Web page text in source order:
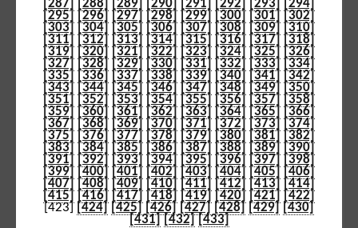
[287] [288] [289] [290] [291] [292] [293] [294]
[295] [296] [297] [298] [299] [300] [301] [302]
[303] [304] [305] [306] [307] [308] [309] [310]
[311] [312] [313] [314] [315] [316] [317] [318]
[319] [320] [321] [322] [323] [324] [325] [326]
[327] [328] [329] [330] [331] [332] [333] [334]
[335] [336] [337] [338] [339] [340] [341] [342]
[343] [344] [345] [346] [347] [348] [349] [350]
[351] [352] [353] [354] [355] [356] [357] [358]
[359] [360] [361] [362] [363] [364] [365] [366]
[367] [368] [369] [370] [371] [372] [373] [374]
[375] [376] [377] [378] [379] [380] [381] [382]
[383] [384] [385] [386] [387] [388] [389] [390]
[391] [392] [393] [394] [395] [396] [397] [398]
[399] [400] [401] [402] [403] [404] [405] [406]
[407] [408] [409] [410] [411] [412] [413] [414]
[415] [416] [417] [418] [419] [420] [421] [422]
[423] [424] [425] [426] [427] [428] [429] [430]
[431] [432] [433]